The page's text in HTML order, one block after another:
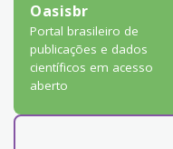
Oasisbr
Portal brasileiro de
publicações e dados
científicos em acesso
aberto